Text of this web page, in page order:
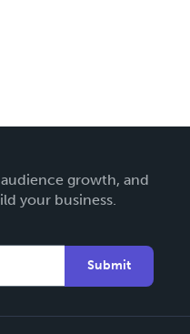
growth, and
your business.
Submit